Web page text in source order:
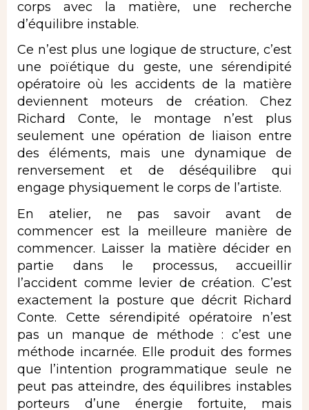
corps avec la matière, une recherche
d’équilibre instable.
Ce n’est plus une logique de structure, c’est
une poïétique du geste, une sérendipité
opératoire où les accidents de la matière
deviennent moteurs de création. Chez
Richard Conte, le montage n’est plus
seulement une opération de liaison entre
des éléments, mais une dynamique de
renversement et de déséquilibre qui
engage physiquement le corps de l’artiste.
En atelier, ne pas savoir avant de
commencer est la meilleure manière de
commencer. Laisser la matière décider en
partie dans le processus, accueillir
l’accident comme levier de création. C’est
exactement la posture que décrit Richard
Conte. Cette sérendipité opératoire n’est
pas un manque de méthode : c’est une
méthode incarnée. Elle produit des formes
que l’intention programmatique seule ne
peut pas atteindre, des équilibres instables
porteurs d’une énergie fortuite, mais